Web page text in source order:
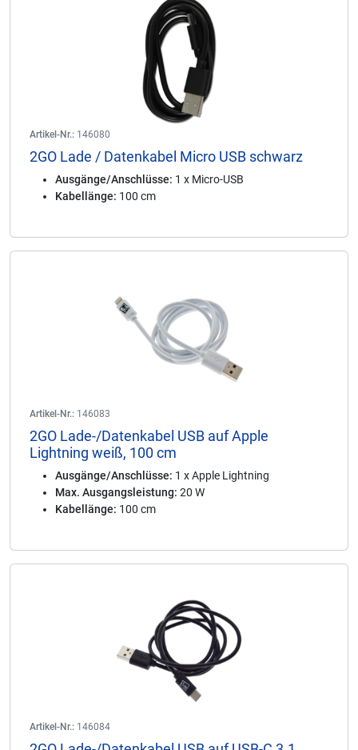
Artikel-Nr.: 146080
2GO Lade / Datenkabel Micro USB schwarz
Ausgänge/Anschlüsse: 1 x Micro-USB
Kabellänge: 100 cm
Artikel-Nr.: 146083
2GO Lade-/Datenkabel USB auf Apple
Lightning weiß, 100 cm
Ausgänge/Anschlüsse: 1 x Apple Lightning
Max. Ausgangsleistung: 20 W
Kabellänge: 100 cm
Artikel-Nr.: 146084